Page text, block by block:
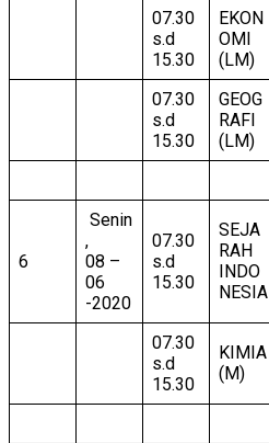
07.30
s.d
15.30
EKON
OMI
(LM)
07.30
s.d
15.30
GEOG
RAFI
(LM)
6
Senin
,
08 –
06
-2020
07.30
s.d
15.30
SEJA
RAH
INDO
NESIA
07.30
s.d
15.30
KIMIA
(M)